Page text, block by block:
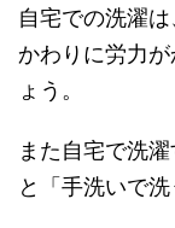
自宅での洗濯
かわりに労力
ょう。
また自宅で洗
と「手洗いで洗